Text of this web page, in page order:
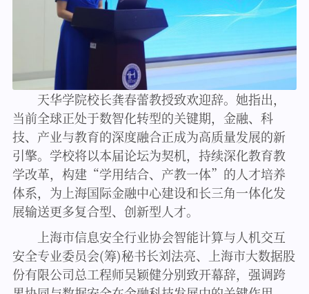
天华学院校长龚春蕾教授致欢迎辞。她指出，
当前全球正处于数智化转型的关键期，金融、科
技、产业与教育的深度融合正成为高质量发展的新
引擎。学校将以本届论坛为契机，持续深化教育教
学改革，构建“学用结合、产教一体”的人才培养
体系，为上海国际金融中心建设和长三角一体化发
展输送更多复合型、创新型人才。
上海市信息安全行业协会智能计算与人机交互
安全专业委员会(筹)秘书长刘法亮、上海市大数据股
份有限公司总工程师吴颖健分别致开幕辞，强调跨